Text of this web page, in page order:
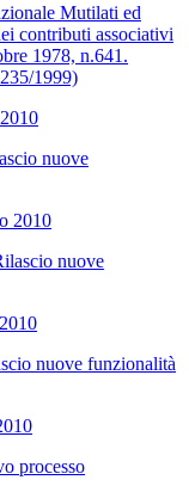
Mutilati ed
contributi associativi
1978, n.641.
1999)
nuove
2010
nuove
nuove funzionalità
processo